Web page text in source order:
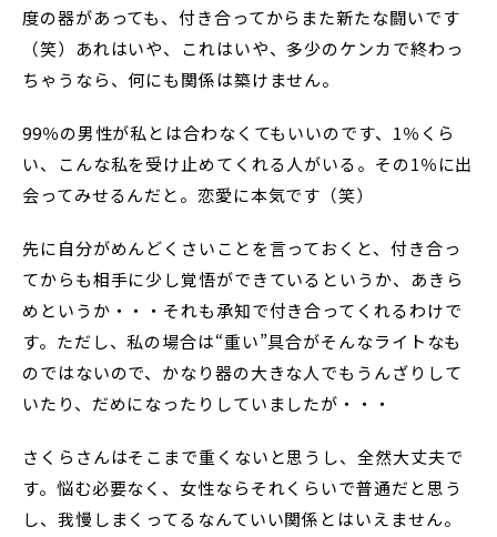
度の器があっても、付き合ってからまた新たな闘いです
（笑）あれはいや、これはいや、多少のケンカで終わっ
ちゃうなら、何にも関係は築けません。
99％の男性が私とは合わなくてもいいのです、1％くら
い、こんな私を受け止めてくれる人がいる。その1％に出
会ってみせるんだと。恋愛に本気です（笑）
先に自分がめんどくさいことを言っておくと、付き合っ
てからも相手に少し覚悟ができているというか、あきら
めというか・・・それも承知で付き合ってくれるわけで
す。ただし、私の場合は“重い”具合がそんなライトなも
のではないので、かなり器の大きな人でもうんざりして
いたり、だめになったりしていましたが・・・
さくらさんはそこまで重くないと思うし、全然大丈夫で
す。悩む必要なく、女性ならそれくらいで普通だと思う
し、我慢しまくってるなんていい関係とはいえません。